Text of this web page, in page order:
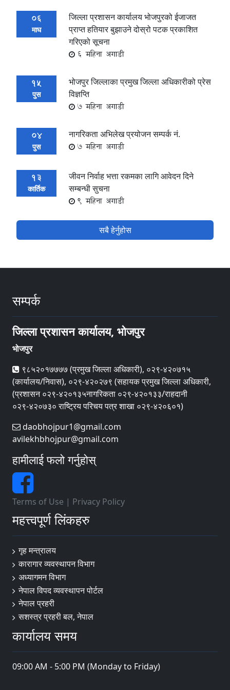
06
माघ
जिल्ला प्रशासन कार्यालय भोजपुरको ईजाजत
प्राप्त हतियार बुझाउने दोस्रो पटक प्रकाशित
गरिएको सूचना
6 महिना अगाडी
15
पुस
भोजपुर जिल्लाका प्रमुख जिल्ला अधिकारीको प्रेस
विज्ञप्ति
7 महिना अगाडी
04
पुस
नागरिकता अभिलेख प्रयोजन सम्पर्क नं.
7 महिना अगाडी
13
कार्तिक
जीवन निर्वाह भत्ता रकमका लागि आवेदन दिने
सम्बन्धी सुचना
9 महिना अगाडी
सबै हेर्नुहोस
सम्पर्क
जिल्ला प्रशासन कार्यालय, भोजपुर
भोजपुर
९८५२०१७७७७ (प्रमुख जिल्ला अधिकारी), ०२९-४२०७१५
(कार्यालय/निवास), ०२९-४२०२७९ (सहायक प्रमुख जिल्ला अधिकारी,
(प्रशासन ०२९-४२०१३५नागरिकता ०२९-४२०१३३/राहदानी
०२९-४२०७३० राष्ट्रिय परिचय पत्र शाखा ०२९-४२०६०१)
daobhojpur1@gmail.com
avilekhbhojpur@gmail.com
हामीलाई फलो गर्नुहोस्
Terms of Use | Privacy Policy
महत्त्वपूर्ण लिंकहरु
गृह मन्त्रालय
कारागार व्यवस्थापन विभाग
अध्यागमन विभाग
नेपाल विपद व्यवस्थापन पोर्टल
नेपाल प्रहरी
सशस्त्र प्रहरी बल, नेपाल
कार्यालय समय
09:00 AM - 5:00 PM (Monday to Friday)